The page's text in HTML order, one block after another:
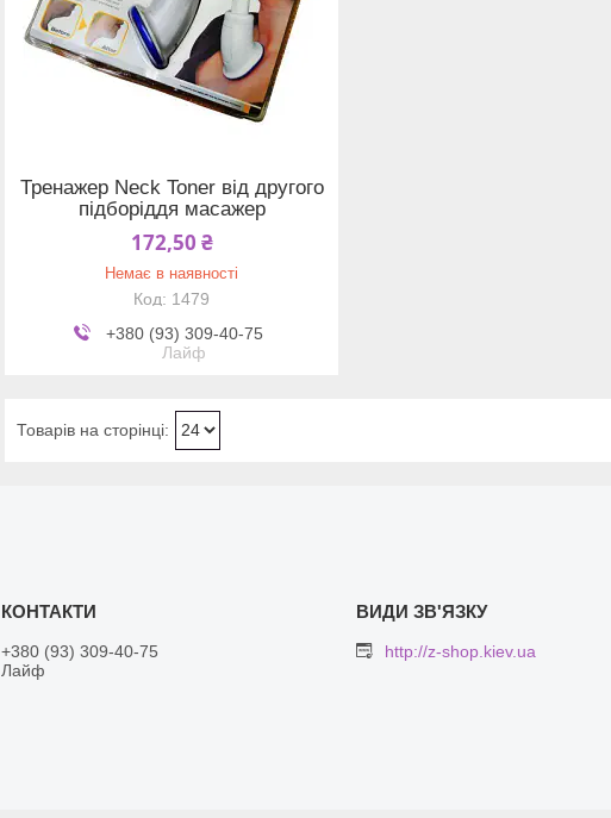
Тренажер Neck Toner від другого
підборіддя масажер
172,50 ₴
Немає в наявності
1479
+380 (93) 309-40-75
Лайф
+380 (93) 309-40-75
Лайф
http://z-shop.kiev.ua